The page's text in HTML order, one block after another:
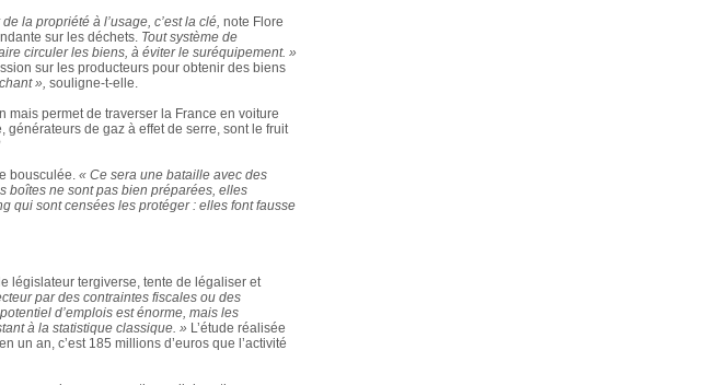
la propriété à l’usage, c’est la clé, note Flore
sur les déchets. Tout système de
circuler les biens, à éviter le suréquipement. »
sur les producteurs pour obtenir des biens
», souligne-t-elle.
permet de traverser la France en voiture
générateurs de gaz à effet de serre, sont le fruit
bousculée. « Ce sera une bataille avec des
boîtes ne sont pas bien préparées, elles
qui sont censées les protéger : elles font fausse
législateur tergiverse, tente de légaliser et
par des contraintes fiscales ou des
d’emplois est énorme, mais les
à la statistique classique. » L’étude réalisée
un an, c’est 185 millions d’euros que l’activité